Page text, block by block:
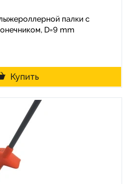
палки с
D=9 mm
Купить